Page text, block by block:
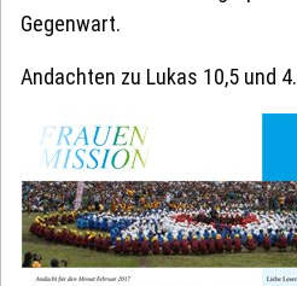
Gegenwart.
Andachten zu Lukas 10,5 und